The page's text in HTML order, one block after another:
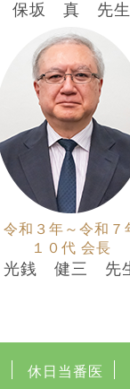
保坂 真 先生
令和３年～令和７
１０代 会長
光銭 健三 先
休日当番医